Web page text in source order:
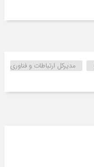
مدیرکل ارتباطات و فناوری